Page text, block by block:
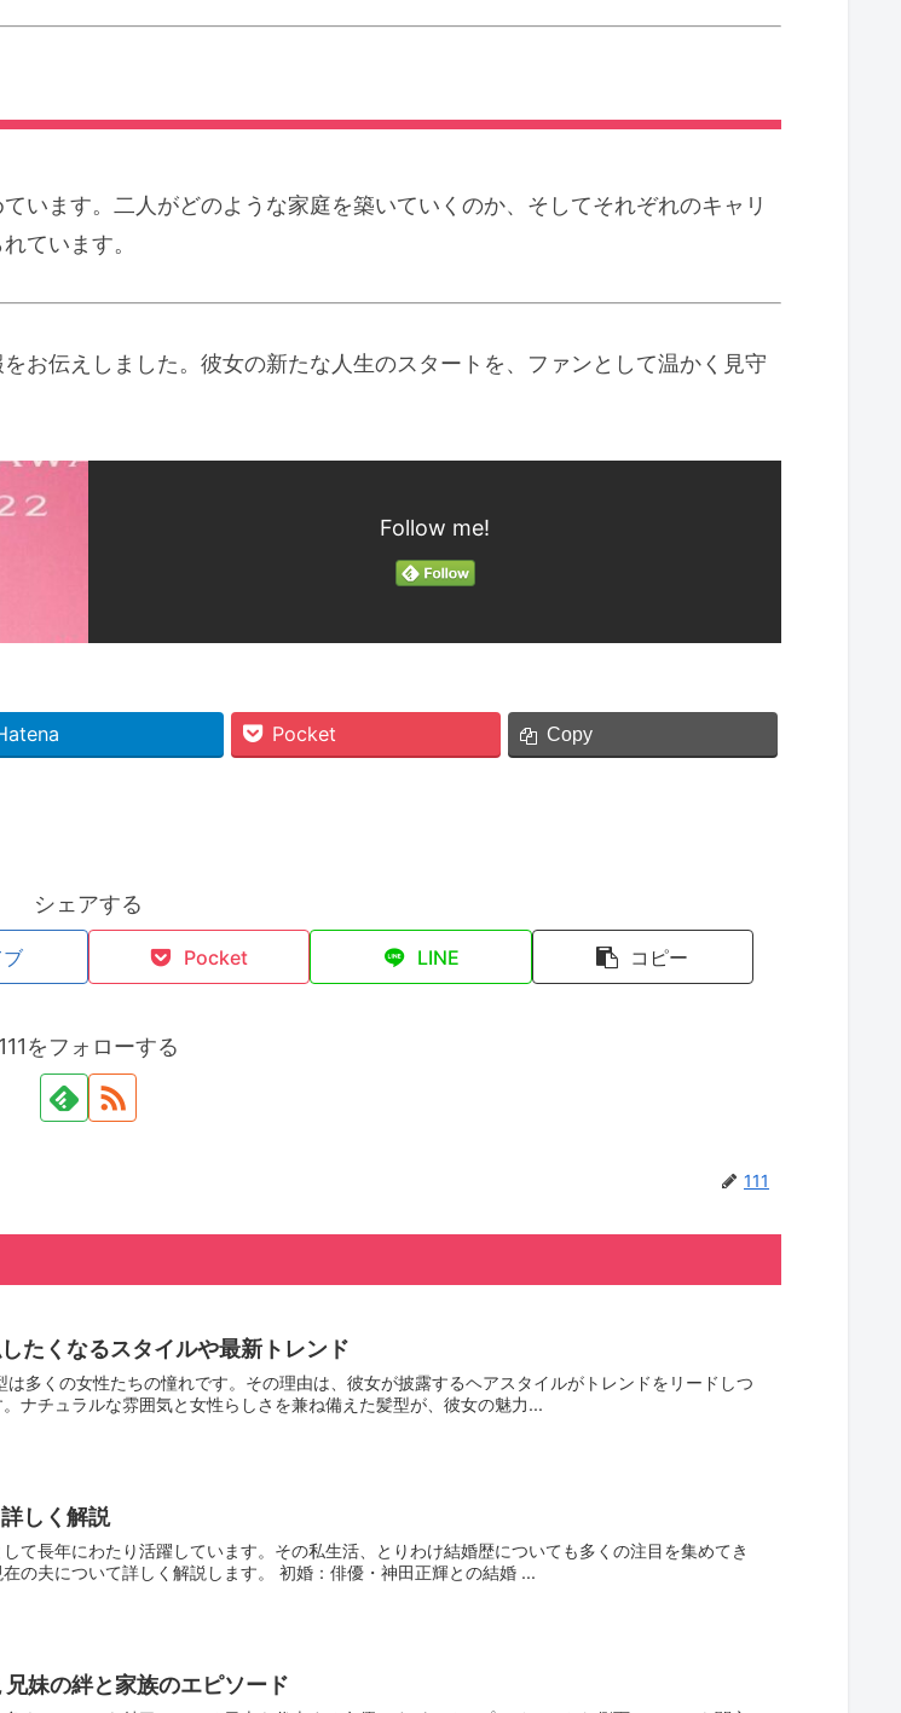
います。二人がどのような家庭を築いていくのか、そしてそれぞれのキャリ
ています。
お伝えしました。彼女の新たな人生のスタートを、ファンとして温かく見守
Follow me!
Pocket Copy
シェアする
Pocket LINE コピー
111をフォローする
111
たくなるスタイルや最新トレンド
多くの女性たちの憧れです。その理由は、彼女が披露するヘアスタイルがトレンドをリードしつ
ナチュラルな雰囲気と女性らしさを兼ね備えた髪型が、彼女の魅力...
しく解説
て長年にわたり活躍しています。その私生活、とりわけ結婚歴についても多くの注目を集めてき
の夫について詳しく解説します。 初婚：俳優・神田正輝との結婚 ...
妹の絆と家族のエピソード